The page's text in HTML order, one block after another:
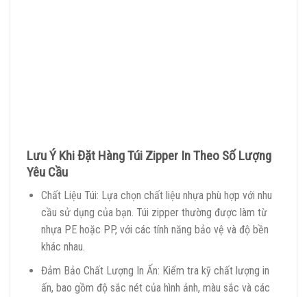
Lưu Ý Khi Đặt Hàng Túi Zipper In Theo Số Lượng
Yêu Cầu
Chất Liệu Túi: Lựa chọn chất liệu nhựa phù hợp với nhu
cầu sử dụng của bạn. Túi zipper thường được làm từ
nhựa PE hoặc PP, với các tính năng bảo vệ và độ bền
khác nhau.
Đảm Bảo Chất Lượng In Ấn: Kiểm tra kỹ chất lượng in
ấn, bao gồm độ sắc nét của hình ảnh, màu sắc và các